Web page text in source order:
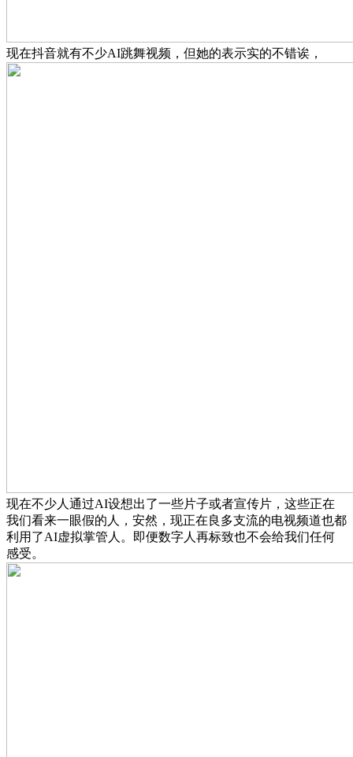
现在抖音就有不少AI跳舞视频，但她的表示实的不错诶，
现在不少人通过AI设想出了一些片子或者宣传片，这些正在
我们看来一眼假的人，安然，现正在良多支流的电视频道也都
利用了AI虚拟掌管人。即便数字人再标致也不会给我们任何
感受。